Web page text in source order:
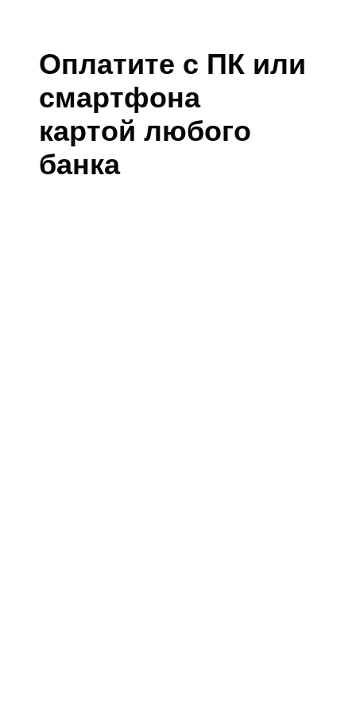
Оплатите с ПК или
смартфона
картой любого
банка